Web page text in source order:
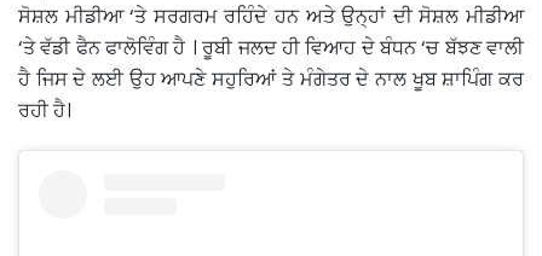
ਸੋਸ਼ਲ ਮੀਡੀਆ ‘ਤੇ ਸਰਗਰਮ ਰਹਿੰਦੇ ਹਨ ਅਤੇ ਉਨ੍ਹਾਂ ਦੀ ਸੋਸ਼ਲ ਮੀਡੀਆ
‘ਤੇ ਵੱਡੀ ਫੈਨ ਫਾਲੋਵਿੰਗ ਹੈ । ਰੂਬੀ ਜਲਦ ਹੀ ਵਿਆਹ ਦੇ ਬੰਧਨ ‘ਚ ਬੱਝਣ ਵਾਲੀ
ਹੈ ਜਿਸ ਦੇ ਲਈ ਉਹ ਆਪਣੇ ਸਹੁਰਿਆਂ ਤੇ ਮੰਗੇਤਰ ਦੇ ਨਾਲ ਖੂਬ ਸ਼ਾਪਿੰਗ ਕਰ
ਰਹੀ ਹੈ।